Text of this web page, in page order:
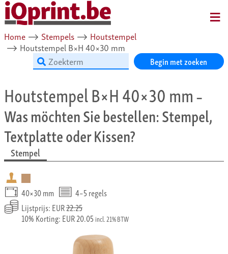
Home ⟶ Stempels ⟶ Houtstempel
⟶ Houtstempel B×H 40×30 mm
Begin met zoeken
Houtstempel B×H 40×30 mm–
Was möchten Sie bestellen: Stempel,
Textplatte oder Kissen?
Stempel
40×30 mm
4–5 regels
Lijstprijs: EUR22.25
10% Korting: EUR 20.05 incl. 21% BTW